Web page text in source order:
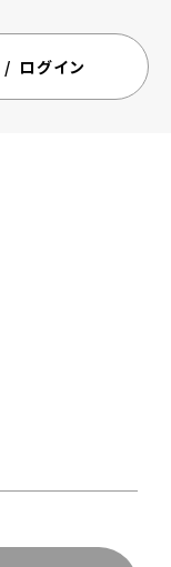
/ ログイン